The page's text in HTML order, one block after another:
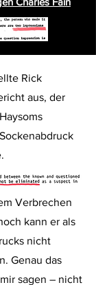
Rick
aus, der
Verbrechen
kann er als
nicht
Genau das
sagen – nicht